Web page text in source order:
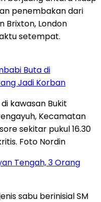
Buta di
Jadi Korban
Tengah, 3 Orang